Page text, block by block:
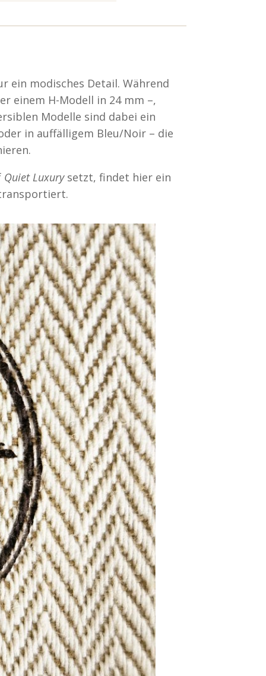
ein modisches Detail. Während
einem H-Modell in 24 mm –,
Modelle sind dabei ein
in auffälligem Bleu/Noir – die
Quiet Luxurysetzt, findet hier ein